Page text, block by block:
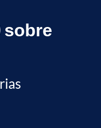
sobre